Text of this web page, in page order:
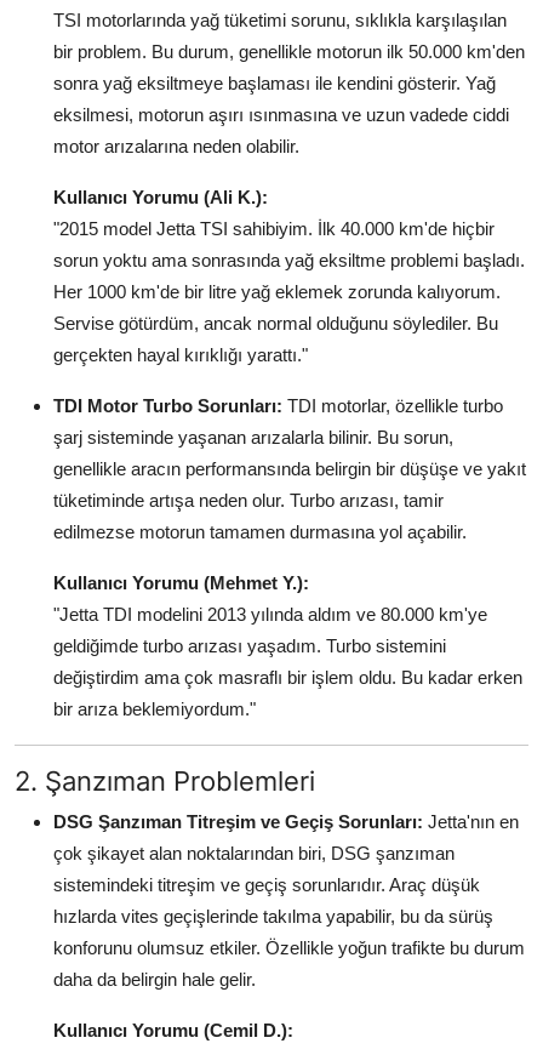
Klima & Konfor
Aydınlatma & Görüş
Şanzıman & Aktarma
Multimedya & Elektronik
TSI motorlarında yağ tüketimi sorunu, sıklıkla karşılaşılan
bir problem. Bu durum, genellikle motorun ilk 50.000 km'den
sonra yağ eksiltmeye başlaması ile kendini gösterir. Yağ
eksilmesi, motorun aşırı ısınmasına ve uzun vadede ciddi
motor arızalarına neden olabilir.
Kullanıcı Yorumu (Ali K.):
"2015 model Jetta TSI sahibiyim. İlk 40.000 km'de hiçbir
sorun yoktu ama sonrasında yağ eksiltme problemi başladı.
Her 1000 km'de bir litre yağ eklemek zorunda kalıyorum.
Servise götürdüm, ancak normal olduğunu söylediler. Bu
gerçekten hayal kırıklığı yarattı."
TDI Motor Turbo Sorunları: TDI motorlar, özellikle turbo
şarj sisteminde yaşanan arızalarla bilinir. Bu sorun,
genellikle aracın performansında belirgin bir düşüşe ve yakıt
tüketiminde artışa neden olur. Turbo arızası, tamir
edilmezse motorun tamamen durmasına yol açabilir.
Kullanıcı Yorumu (Mehmet Y.):
"Jetta TDI modelini 2013 yılında aldım ve 80.000 km'ye
geldiğimde turbo arızası yaşadım. Turbo sistemini
değiştirdim ama çok masraflı bir işlem oldu. Bu kadar erken
bir arıza beklemiyordum."
2. Şanzıman Problemleri
DSG Şanzıman Titreşim ve Geçiş Sorunları: Jetta'nın en
çok şikayet alan noktalarından biri, DSG şanzıman
sistemindeki titreşim ve geçiş sorunlarıdır. Araç düşük
hızlarda vites geçişlerinde takılma yapabilir, bu da sürüş
konforunu olumsuz etkiler. Özellikle yoğun trafikte bu durum
daha da belirgin hale gelir.
Kullanıcı Yorumu (Cemil D.):